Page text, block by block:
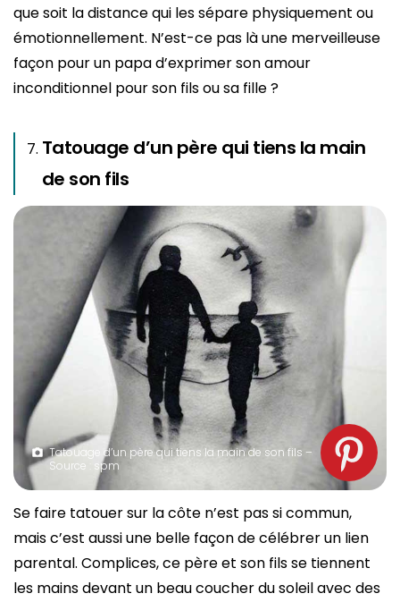
que soit la distance qui les sépare physiquement ou
émotionnellement. N’est-ce pas là une merveilleuse
façon pour un papa d’exprimer son amour
inconditionnel pour son fils ou sa fille ?
Tatouage d’un père qui tiens la main
de son fils
Tatouage d’un père qui tiens la main de son fils –
Source : spm
Se faire tatouer sur la côte n’est pas si commun,
mais c’est aussi une belle façon de célébrer un lien
parental. Complices, ce père et son fils se tiennent
les mains devant un beau coucher du soleil avec des